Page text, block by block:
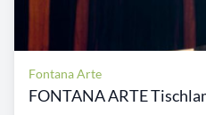
Fontana Arte
FONTANA ARTE